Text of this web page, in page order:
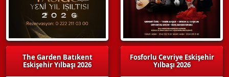
The Garden Batıkent
Eskişehir Yılbaşı 2026
Fosforlu Cevriye Eskişehir
Yılbaşı 2026